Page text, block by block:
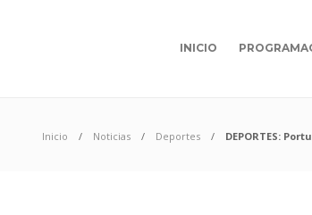
INICIO
Inicio Noticias Deportes DEPORTES: